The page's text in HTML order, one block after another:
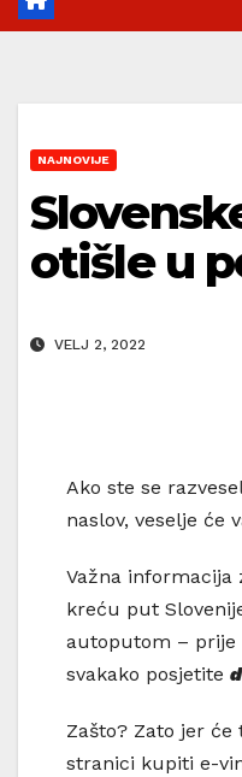
NAJNOVIJE
otišle u
VELJ 2, 2022
Ako ste se
naslov, veselje će
Važna informacija
kreću put
autoputom – prije
svakako posjetite
Zašto? Zato jer će
stranici kupiti e-